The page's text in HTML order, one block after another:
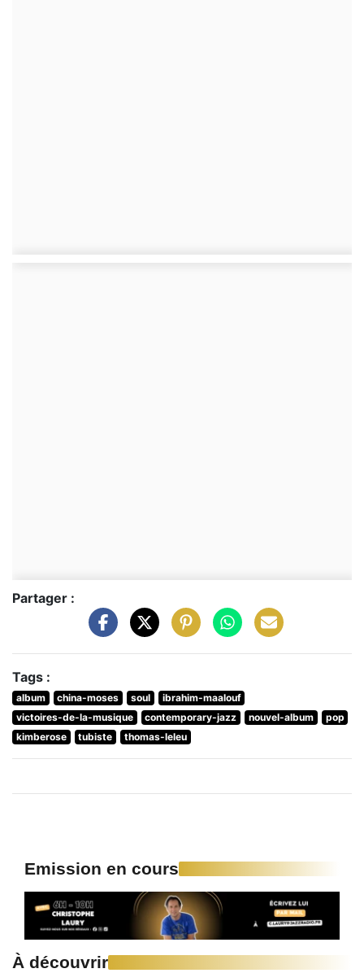
Partager :
Tags :
album china-moses soul
ibrahim-maalouf
victoires-de-la-musique
contemporary-jazz nouvel-album
pop
kimberose
tubiste thomas-leleu
Emission en cours
À découvrir